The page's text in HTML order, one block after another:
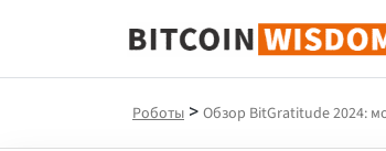
Биткойн Мудрость
Роботы > Обзор BitGratitude 2024: